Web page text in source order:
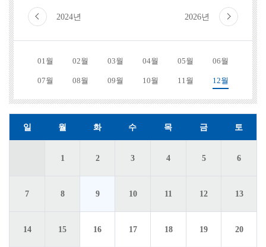
2024년 2026년
01월 02월 03월 04월 05월 06월
07월 08월 09월 10월 11월 12월
1 2 3 4 5 6
7 8 9 10 11 12 13
14 15 16 17 18 19 20